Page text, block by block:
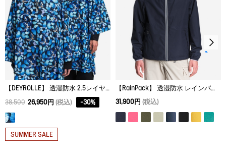
ドライクリーニング処理ができない。
ウェットクリーニング処理ができる。：通常の処理
XL- 73.5 2.4
【DEYROLLE】 透湿防水 2.5レイヤー パッカブルポンチョ
38,500 26,950円 (税込) -30%
SUMMER SALE
【RainPack】 透湿防水 レインパック フーデッドジャケット
31,900円 (税込)